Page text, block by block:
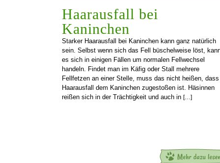
Haarausfall bei
Kaninchen
Starker Haarausfall bei Kaninchen kann ganz natürlich
sein. Selbst wenn sich das Fell büschelweise löst,
es sich in einigen Fällen um normalen Fellwechsel
handeln. Findet man im Käfig oder Stall mehrere
Fellfetzen an einer Stelle, muss das nicht heißen, dass
Haarausfall dem Kaninchen zugestoßen ist. Häsinnen
reißen sich in der Trächtigkeit und auch in […]